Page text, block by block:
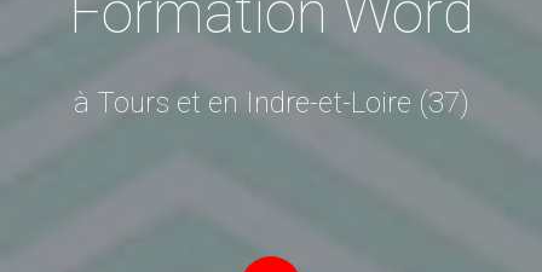
Contact
à Tours et en Indre-et-Loire (37)